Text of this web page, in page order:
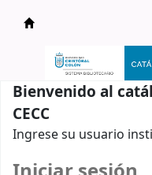
Catálogo en línea
Bienvenido al
CECC
Ingrese su usuario